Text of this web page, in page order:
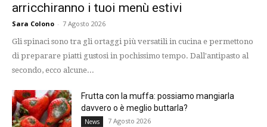
arricchiranno i tuoi menù estivi
Sara Colono - 7 Agosto 2026
Gli spinaci sono tra gli ortaggi più versatili in cucina e permettono
di preparare piatti gustosi in pochissimo tempo. Dall'antipasto al
secondo, ecco alcune...
Frutta con la muffa: possiamo mangiarla
davvero o è meglio buttarla?
News 7 Agosto 2026